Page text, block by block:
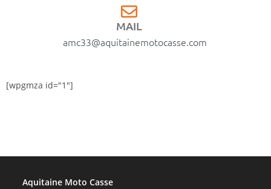
MAIL
amc33@aquitainemotocasse.com
[wpgmza id="1"]
Aquitaine Moto Casse